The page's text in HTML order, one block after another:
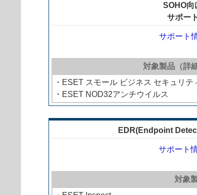
SOHO向
サポー
サポート
対象製品（詳
・ESET スモール ビジネス セキュリテ
・ESET NOD32アンチウイルス
EDR(Endpoint
サポート
対象